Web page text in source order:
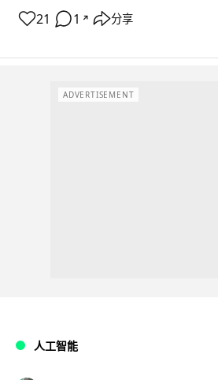
21 1 ↗ 分享
ADVERTISEMENT
人工智能